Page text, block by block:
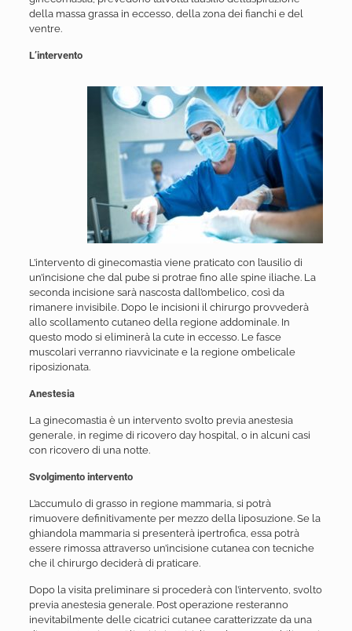
della massa grassa in eccesso, della zona dei fianchi e del
ventre.
L’intervento
L’intervento di ginecomastia viene praticato con l’ausilio di
un’incisione che dal pube si protrae fino alle spine iliache. La
seconda incisione sarà nascosta dall’ombelico, così da
rimanere invisibile. Dopo le incisioni il chirurgo provvederà
allo scollamento cutaneo della regione addominale. In
questo modo si eliminerà la cute in eccesso. Le fasce
muscolari verranno riavvicinate e la regione ombelicale
riposizionata.
Anestesia
La ginecomastia è un intervento svolto previa anestesia
generale, in regime di ricovero day hospital, o in alcuni casi
con ricovero di una notte.
Svolgimento intervento
L’accumulo di grasso in regione mammaria, si potrà
rimuovere definitivamente per mezzo della liposuzione. Se la
ghiandola mammaria si presenterà ipertrofica, essa potrà
essere rimossa attraverso un’incisione cutanea con tecniche
che il chirurgo deciderà di praticare.
Dopo la visita preliminare si procederà con l’intervento, svolto
previa anestesia generale. Post operazione resteranno
inevitabilmente delle cicatrici cutanee caratterizzate da una